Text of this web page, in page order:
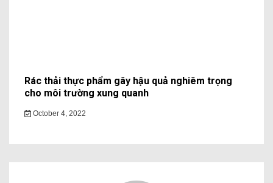
Rác thải thực phẩm gây hậu quả nghiêm trọng
cho môi trường xung quanh
October 4, 2022